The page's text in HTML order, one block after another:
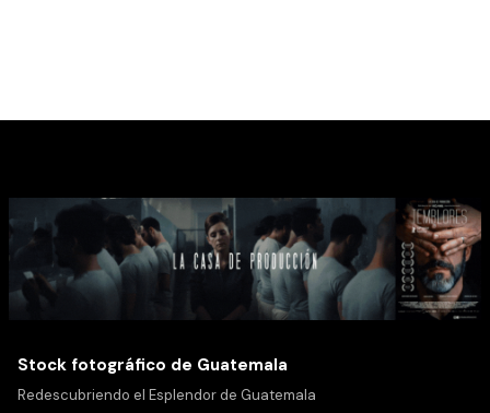
Stock fotográfico de Guatemala
Redescubriendo el Esplendor de Guatemala